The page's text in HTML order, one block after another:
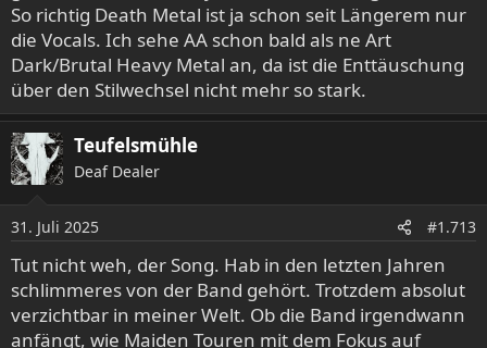
So richtig Death Metal ist ja schon seit Längerem nur
die Vocals. Ich sehe AA schon bald als ne Art
Dark/Brutal Heavy Metal an, da ist die Enttäuschung
über den Stilwechsel nicht mehr so stark.
Teufelsmühle
Deaf Dealer
31. Juli 2025 #1.713
Tut nicht weh, der Song. Hab in den letzten Jahren
schlimmeres von der Band gehört. Trotzdem absolut
verzichtbar in meiner Welt. Ob die Band irgendwann
anfängt, wie Maiden Touren mit dem Fokus auf